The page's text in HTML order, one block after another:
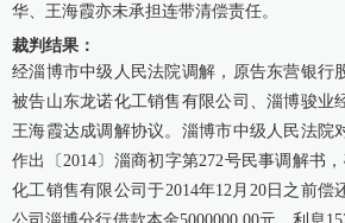
华、王海霞亦未承担连带清偿责任。
裁判结果：
经淄博市中级人民法院调解，原告东营银行
被告山东龙诺化工销售有限公司、淄博骏业
王海霞达成调解协议。淄博市中级人民法院
作出〔2014〕淄商初字第272号民事调解书
化工销售有限公司于2014年12月20日之前偿